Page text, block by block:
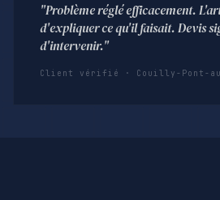
"Problème réglé efficacement.
d'expliquer ce qu'il faisait. Devis
d'intervenir."
Client vérifié · Couilly-Pont-